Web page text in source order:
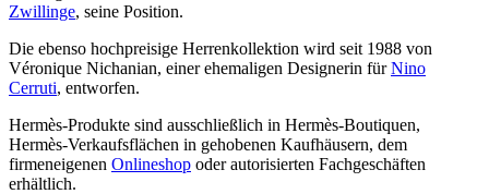
Zwillinge, seine Position.
Die ebenso hochpreisige Herrenkollektion wird seit 1988 von
Véronique Nichanian, einer ehemaligen Designerin fürNino
Cerruti, entworfen.
Hermès-Produkte sind ausschließlich in Hermès-Boutiquen,
Hermès-Verkaufsflächen in gehobenen Kaufhäusern, dem
firmeneigenen Onlineshop oder autorisierten Fachgeschäften
erhältlich.